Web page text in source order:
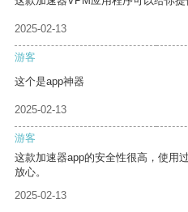
2025-02-13
游客
这个是app神器
2025-02-13
游客
这款加速器app的安全性很高，使用
放心。
2025-02-13